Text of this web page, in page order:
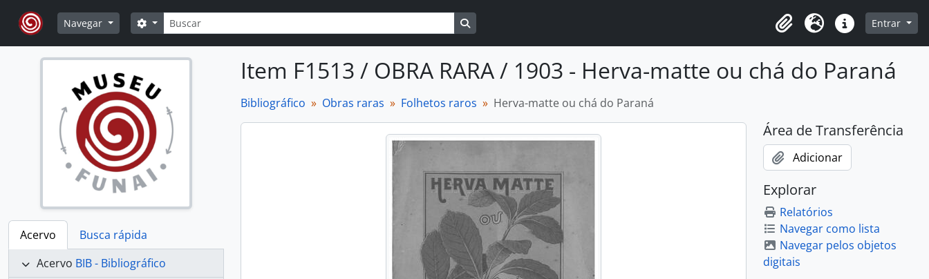
Skip to main content
Navegar
Buscar
Opções de busca
Área de Transferência
Idioma Atalhos Entrar
Acervo
Busca rápida
Acervo BIB - Bibliográfico
Item F1513 / OBRA RARA / 1903 - Herva-matte ou chá do Paraná
Bibliográfico Obras raras Folhetos raros Herva-matte ou chá do Paraná
Área de Transferência
Adicionar
Explorar
Relatórios
Navegar como lista
Navegar pelos objetos
digitais